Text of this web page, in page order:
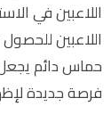
اللاعبين في
اللاعبين
حماس دائم يجعل
فرصة جديدة